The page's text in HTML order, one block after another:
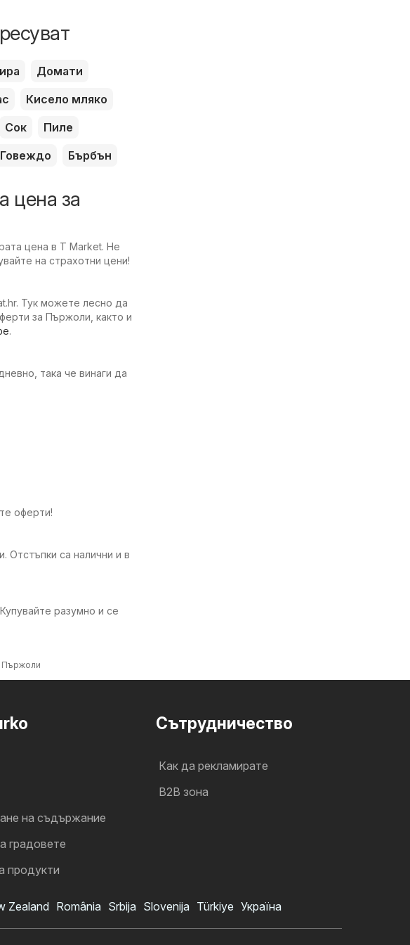
Домати
Кисело мляко
Сок
Пиле
Говеждо Бърбън
цена за
цена в T Market. Не
на страхотни цени!
Тук можете лесно да
за Пържоли, както и
.
така че винаги да
оферти!
Отстъпки са налични и в
разумно и се
Пържоли
на съдържание
градовете
продукти
Cътрудничество
Как да рекламирате
B2B зона
Zealand România Srbija Slovenija Türkiye Україна